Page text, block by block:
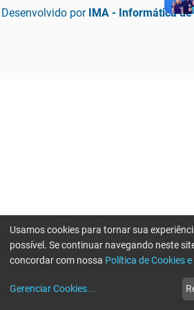
Desenvolvido por IMA - Informática
Usamos cookies para tornar sua
possível. Se continuar navegando neste
concordar com nossa Política de Cookies
Gerenciar Cookies...
Erro ao enviar informações, por favor